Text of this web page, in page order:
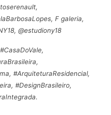
F galeria,
@estudiony18
#ArquiteturaResidencial,
#DesignBrasileiro,